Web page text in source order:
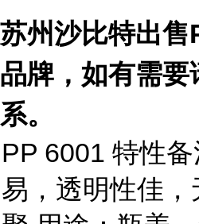
苏州沙比特出售
品牌，如有需要
系。
PP 6001 特性
易，透明性佳，